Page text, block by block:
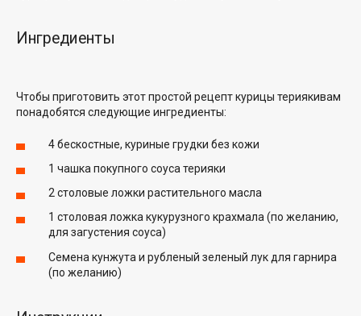
Ингредиенты
Чтобы приготовить этотпростой рецепт курицы териякивам
понадобятся следующие ингредиенты:
4 бескостные, куриные грудки без кожи
1 чашка покупного соуса терияки
2 столовые ложки растительного масла
1 столовая ложка кукурузного крахмала (по желанию,
для загустения соуса)
Семена кунжута и рубленый зеленый лук для гарнира
(по желанию)